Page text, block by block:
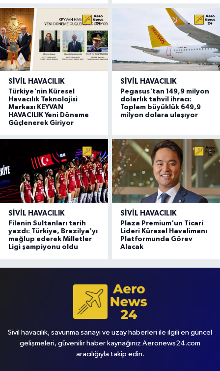
SIVIL HAVACILIK
Türkiye'nin Küresel
Havacılık Teknolojisi
Markası KEYVAN
HAVACILIK Yeni Döneme
Güçlenerek Giriyor
SIVIL HAVACILIK
Pegasus'tan 149,9 milyon
dolarlık tahvil ihracı:
Toplam büyüklük 649,9
milyon dolara ulaşıyor
SIVIL HAVACILIK
Filenin Sultanları tarih
yazdı: Türkiye, Brezilya'yı
mağlup ederek Milletler
Ligi şampiyonu oldu
SIVIL HAVACILIK
Plaza Premium'un Ticari
Lideri Küresel Havalimanı
Platformunda Görev
Alacak
Sivil havacılık, savunma sanayi ve uzay haberleri ile ilgili en güncel
gelişmeleri, güvenilir haber kaynağınız Aeronews24.com
aracılığıyla takip edin.